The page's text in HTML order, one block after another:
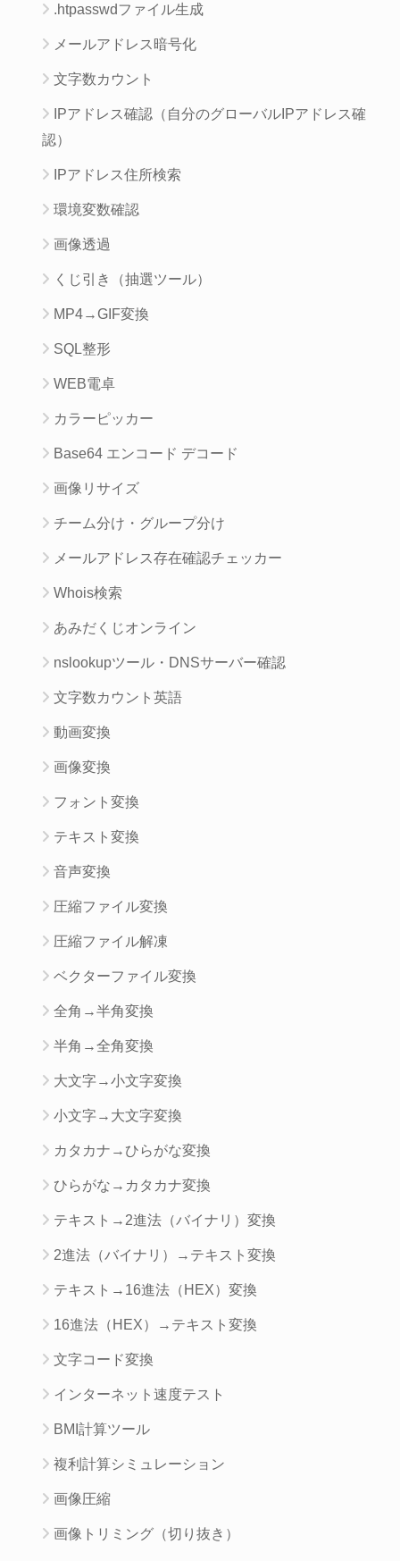
.htpasswdファイル生成
メールアドレス暗号化
文字数カウント
IPアドレス確認（自分のグローバルIPアドレス確
認）
IPアドレス住所検索
環境変数確認
画像透過
くじ引き（抽選ツール）
MP4→GIF変換
SQL整形
WEB電卓
カラーピッカー
Base64 エンコード デコード
画像リサイズ
チーム分け・グループ分け
メールアドレス存在確認チェッカー
Whois検索
あみだくじオンライン
nslookupツール・DNSサーバー確認
文字数カウント英語
動画変換
画像変換
フォント変換
テキスト変換
音声変換
圧縮ファイル変換
圧縮ファイル解凍
ベクターファイル変換
全角→半角変換
半角→全角変換
大文字→小文字変換
小文字→大文字変換
カタカナ→ひらがな変換
ひらがな→カタカナ変換
テキスト→2進法（バイナリ）変換
2進法（バイナリ）→テキスト変換
テキスト→16進法（HEX）変換
16進法（HEX）→テキスト変換
文字コード変換
インターネット速度テスト
BMI計算ツール
複利計算シミュレーション
画像圧縮
画像トリミング（切り抜き）